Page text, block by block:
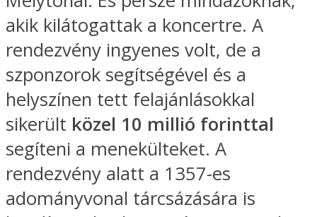
akik kilátogattak a koncertre. A
rendezvény ingyenes volt, de a
szponzorok segítségével és a
helyszínen tett felajánlásokkal
sikerült közel 10 millió forinttal
segíteni a menekülteket. A
rendezvény alatt a 1357-es
adományvonal tárcsázására is